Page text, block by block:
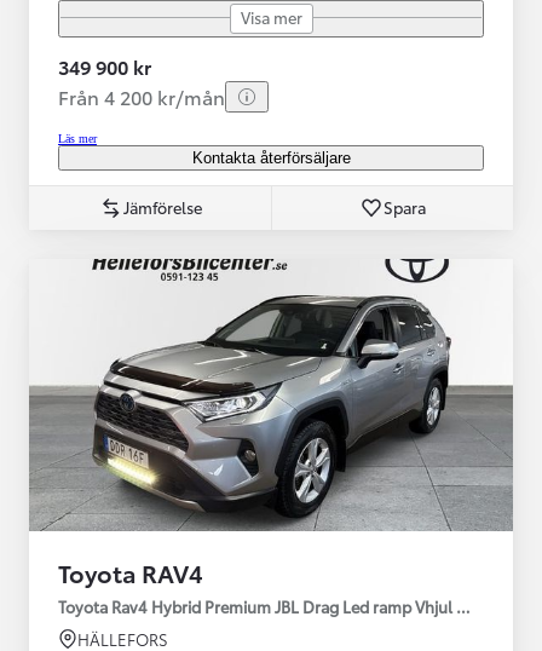
Visa mer
349 900 kr
Från 4 200 kr/mån
Läs mer
Kontakta återförsäljare
Jämförelse Spara
Toyota RAV4
Toyota Rav4 Hybrid Premium JBL Drag Led ramp Vhjul motorv
HÄLLEFORS